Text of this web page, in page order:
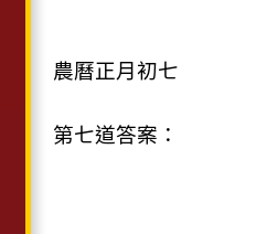
農曆正月初七
第七道答案：